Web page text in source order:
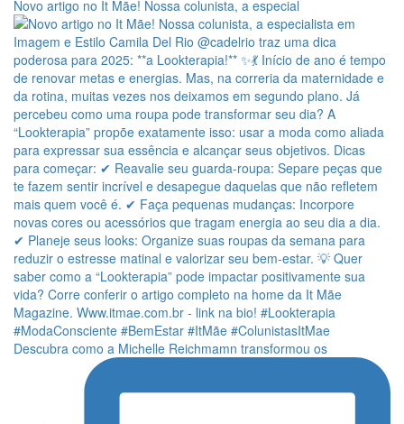
Novo artigo no It Mãe! Nossa colunista, a especial
Descubra como a Michelle Reichmamn transformou os